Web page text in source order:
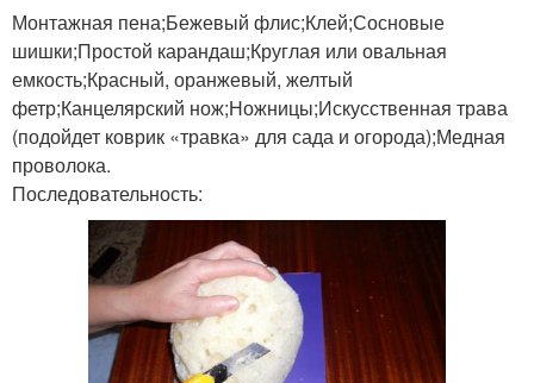
Монтажная пена;Бежевый флис;Клей;Сосновые
шишки;Простой карандаш;Круглая или овальная
емкость;Красный, оранжевый, желтый
фетр;Канцелярский нож;Ножницы;Искусственная трава
(подойдет коврик «травка» для сада и огорода);Медная
проволока.
Последовательность: